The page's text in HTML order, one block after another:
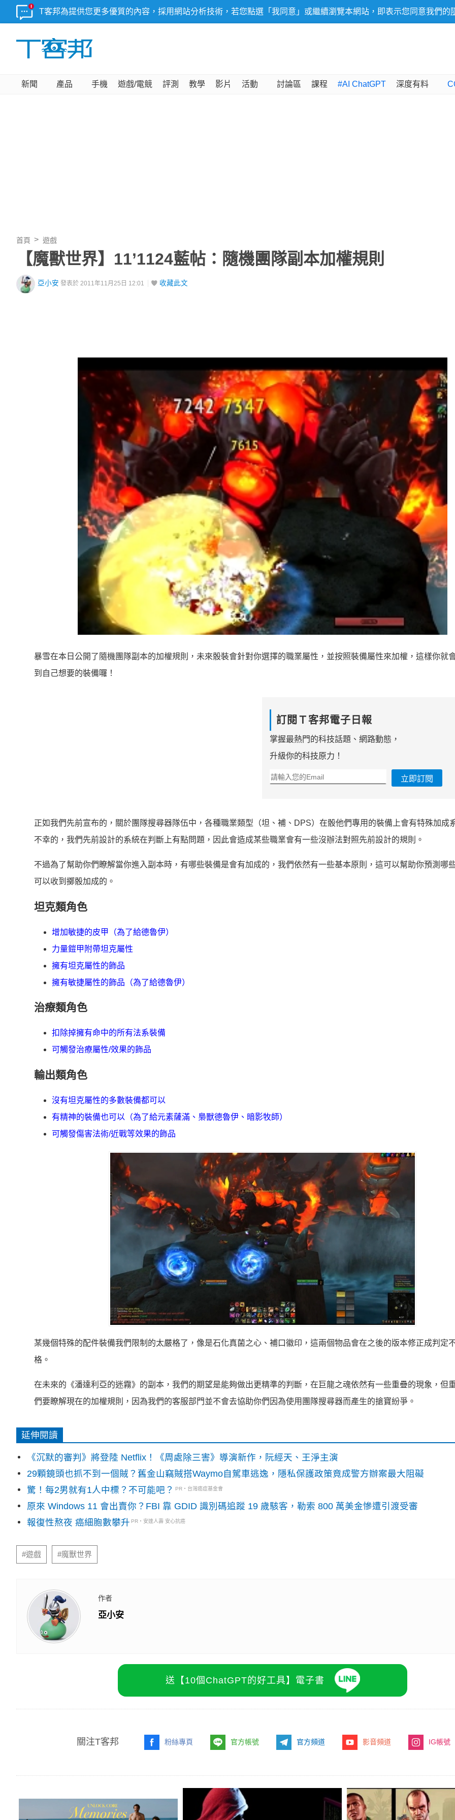
T客邦為提供您更多優質的內容，採用網站分析技術，若您點選「我同意」或繼續瀏覽本網站，即表示您同意我們的
新聞 產品 手機 遊戲/電競 評測 教學 影片 活動 討論區 課程 #AI ChatGPT 深度有料
首頁 遊戲
【魔獸世界】11’1124藍帖：隨機團隊副本加權規則
亞小安 發表於 2011年11月25日 12:01 收藏此文
暴雪在本日公開了隨機團隊副本的加權規則，未來骰裝會針對你選擇的職業屬性，並按照裝備屬性來加權，這樣你就
到自己想要的裝備囉！
訂閱Ｔ客邦電子日報
掌握最熱門的科技話題、網路動態，
升級你的科技原力！
立即訂閱
正如我們先前宣布的，關於團隊搜尋器隊伍中，各種職業類型（坦、補、DPS）在骰他們專用的裝備上會有特殊加成
不幸的，我們先前設計的系統在判斷上有點問題，因此會造成某些職業會有一些沒辦法對照先前設計的規則。
不過為了幫助你們瞭解當你進入副本時，有哪些裝備是會有加成的，我們依然有一些基本原則，這可以幫助你預測哪
可以收到擲骰加成的。
坦克類角色
增加敏捷的皮甲（為了給德魯伊）
力量鎧甲附帶坦克屬性
擁有坦克屬性的飾品
擁有敏捷屬性的飾品（為了給德魯伊）
治療類角色
扣除掉擁有命中的所有法系裝備
可觸發治療屬性/效果的飾品
輸出類角色
沒有坦克屬性的多數裝備都可以
有精神的裝備也可以（為了給元素薩滿、梟獸德魯伊、暗影牧師）
可觸發傷害法術/近戰等效果的飾品
某幾個特殊的配件裝備我們限制的太嚴格了，像是石化真菌之心、補口徽印，這兩個物品會在之後的版本修正成判定
格。
在未來的《潘達利亞的迷霧》的副本，我們的期望是能夠做出更精準的判斷，在巨龍之魂依然有一些重疊的現象，但
們要瞭解現在的加權規則，因為我們的客服部門並不會去協助你們因為使用團隊搜尋器而產生的搶寶紛爭。
延伸閱讀
《沉默的審判》將登陸 Netflix！《周處除三害》導演新作，阮經天、王淨主演
29顆鏡頭也抓不到一個賊？舊金山竊賊搭Waymo自駕車逃逸，隱私保護政策竟成警方辦案最大阻礙
驚！每2男就有1人中標？不可能吧？
PR・台灣癌症基金會
原來 Windows 11 會出賣你？FBI 靠 GDID 識別碼追蹤 19 歲駭客，勒索 800 萬美金慘遭引渡受審
報復性熬夜 癌細胞數攀升 PR・安達人壽 安心抗癌
#遊戲 #魔獸世界
作者
亞小安
送【10個ChatGPT的好工具】電子書
關注T客邦 粉絲專頁 官方帳號 官方頻道 影音頻道 IG帳號